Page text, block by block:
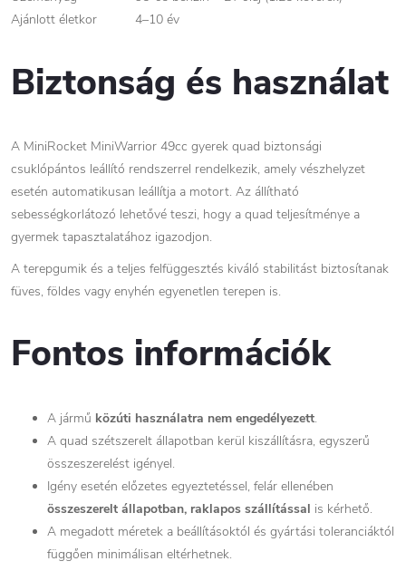
Ajánlott életkor
4–10 év
Biztonság és használat
A MiniRocket MiniWarrior 49cc gyerek quad biztonsági
csuklópántos leállító rendszerrel rendelkezik, amely vészhelyzet
esetén automatikusan leállítja a motort. Az állítható
sebességkorlátozó lehetővé teszi, hogy a quad teljesítménye a
gyermek tapasztalatához igazodjon.
A terepgumik és a teljes felfüggesztés kiváló stabilitást biztosítanak
füves, földes vagy enyhén egyenetlen terepen is.
Fontos információk
A jármű közúti használatra nem engedélyezett.
A quad szétszerelt állapotban kerül kiszállításra, egyszerű
összeszerelést igényel.
Igény esetén előzetes egyeztetéssel, felár ellenében
összeszerelt állapotban, raklapos szállítással is kérhető.
A megadott méretek a beállításoktól és gyártási toleranciáktól
függően minimálisan eltérhetnek.